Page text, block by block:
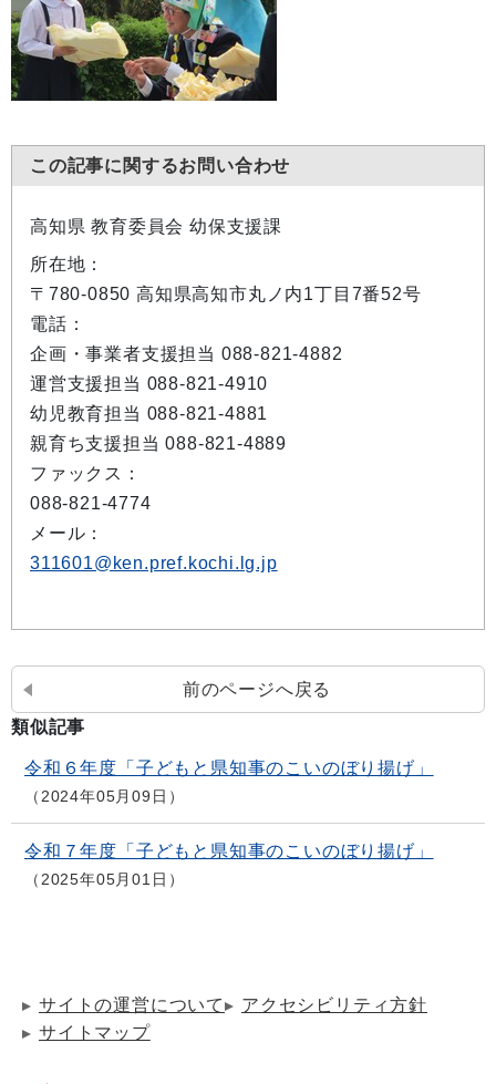
この記事に関するお問い合わせ
高知県 教育委員会 幼保支援課
所在地：
〒780-0850 高知県高知市丸ノ内1丁目7番52号
電話：
企画・事業者支援担当 088-821-4882
運営支援担当 088-821-4910
幼児教育担当 088-821-4881
親育ち支援担当 088-821-4889
ファックス：
088-821-4774
メール：
311601@ken.pref.kochi.lg.jp
前のページへ戻る
類似記事
令和６年度「子どもと県知事のこいのぼり揚げ」
2024年05月09日
令和７年度「子どもと県知事のこいのぼり揚げ」
2025年05月01日
サイトの運営について
アクセシビリティ方針
サイトマップ